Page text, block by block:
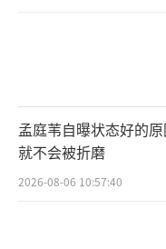
孟庭苇自曝状态好的
就不会被折磨
2026-08-06 10:57:40